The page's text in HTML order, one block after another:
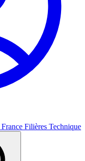
France Filières Technique